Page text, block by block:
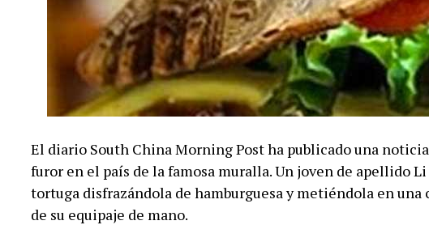
El diario South China Morning Post ha publicado una noticia
furor en el país de la famosa muralla. Un joven de apellido
tortuga disfrazándola de hamburguesa y metiéndola en una
de su equipaje de mano.